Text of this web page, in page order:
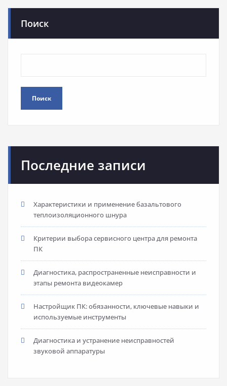
Поиск
Поиск
Последние записи
Характеристики и применение базальтового
теплоизоляционного шнура
Критерии выбора сервисного центра для ремонта
ПК
Диагностика, распространенные неисправности и
этапы ремонта видеокамер
Настройщик ПК: обязанности, ключевые навыки и
используемые инструменты
Диагностика и устранение неисправностей
звуковой аппаратуры